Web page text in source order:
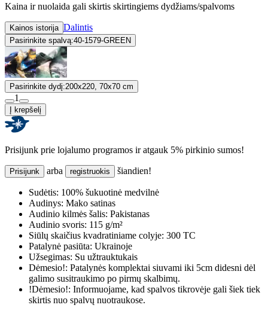
Kaina ir nuolaida gali skirtis skirtingiems dydžiams/spalvoms
Kainos istorija Dalintis
Pasirinkite spalvą:40-1579-GREEN
Pasirinkite dydį:200x220, 70x70 cm
1
Į krepšelį
Prisijunk prie lojalumo programos ir atgauk 5% pirkinio sumos!
Prisijunk arba registruokis šiandien!
Sudėtis: 100% šukuotinė medvilnė
Audinys: Mako satinas
Audinio kilmės šalis: Pakistanas
Audinio svoris: 115 g/m²
Siūlų skaičius kvadratiniame colyje: 300 TC
Patalynė pasiūta: Ukrainoje
Užsegimas: Su užtrauktukais
Dėmesio!: Patalynės komplektai siuvami iki 5cm didesni dėl
galimo susitraukimo po pirmų skalbimų.
!Dėmesio!: Informuojame, kad spalvos tikrovėje gali šiek tiek
skirtis nuo spalvų nuotraukose.